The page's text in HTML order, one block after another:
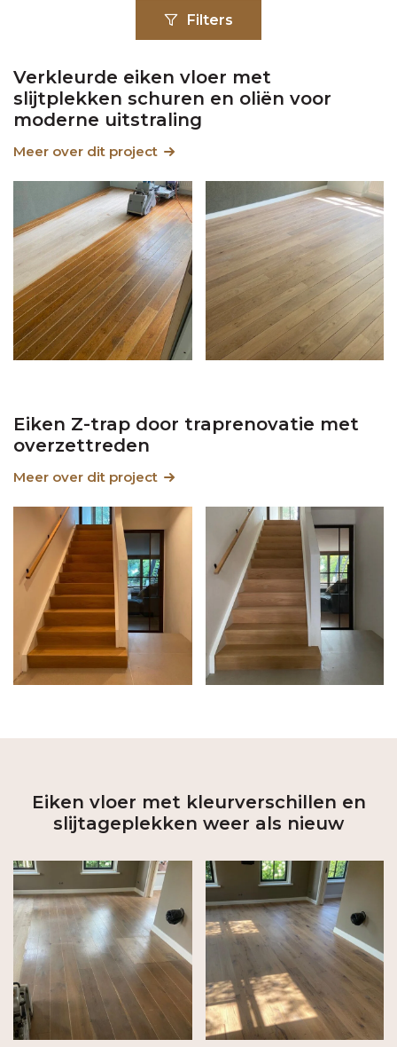
Filters
Verkleurde eiken vloer met
slijtplekken schuren en oliën voor
moderne uitstraling
Meer over dit project
Eiken Z-trap door traprenovatie met
overzettreden
Meer over dit project
Eiken vloer met kleurverschillen en
slijtageplekken weer als nieuw